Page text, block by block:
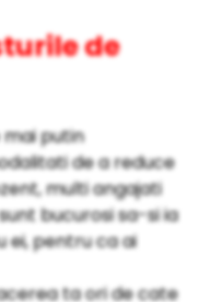
de
putin
de a reduce
multi angajati
bucurosi sa-si ia
ei, pentru ca ai
ta ori de cate